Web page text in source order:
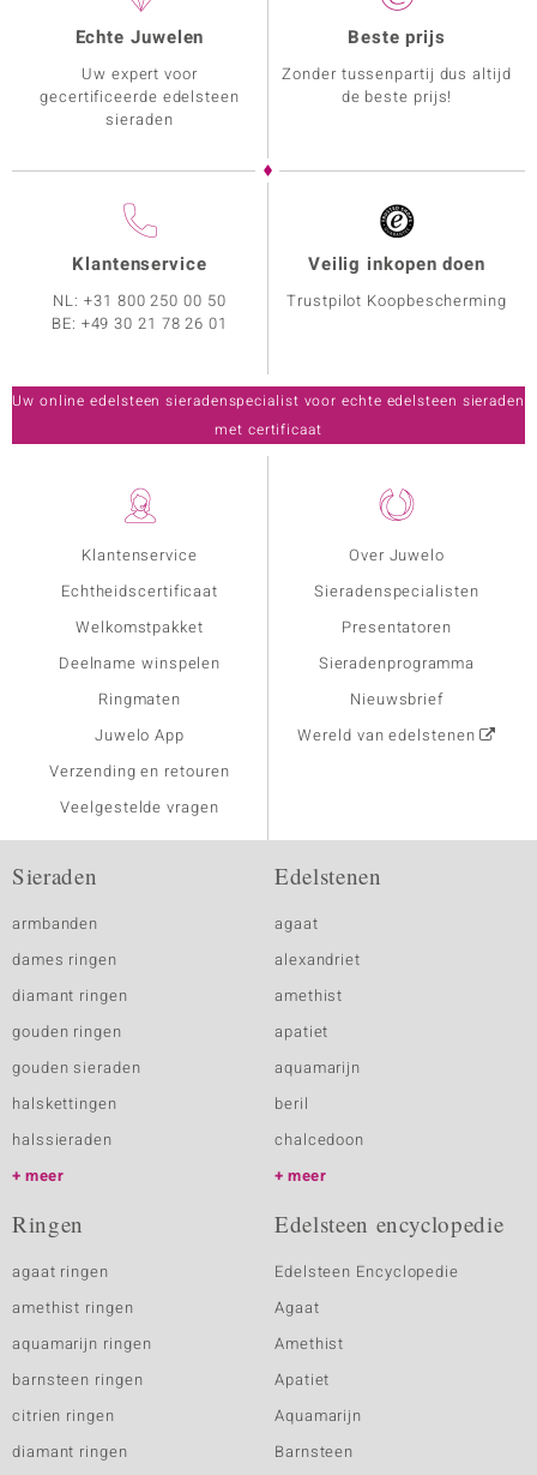
Klantenservice
Echtheidscertificaat
Welkomstpakket
Deelname winspelen
Ringmaten
Juwelo App
Verzending en retouren
Veelgestelde vragen
Over Juwelo
Sieradenspecialisten
Presentatoren
Sieradenprogramma
Nieuwsbrief
Wereld van edelstenen
Echte Juwelen
Uw expert voor
gecertificeerde edelsteen
sieraden
Beste prijs
Zonder tussenpartij dus altijd
de beste prijs!
Klantenservice
NL:+31 800 250 00 50
BE: +49 30 21 78 26 01
Veilig inkopen doen
Trustpilot Koopbescherming
Uw online edelsteen sieradenspecialist voor echte edelsteen sieraden
met certificaat
Sieraden
armbanden
dames ringen
diamant ringen
gouden ringen
gouden sieraden
halskettingen
halssieraden
meer
Edelstenen
agaat
alexandriet
amethist
apatiet
aquamarijn
beril
chalcedoon
meer
Ringen
agaat ringen
amethist ringen
aquamarijn ringen
barnsteen ringen
citrien ringen
diamant ringen
Edelsteen encyclopedie
Edelsteen Encyclopedie
Agaat
Amethist
Apatiet
Aquamarijn
Barnsteen